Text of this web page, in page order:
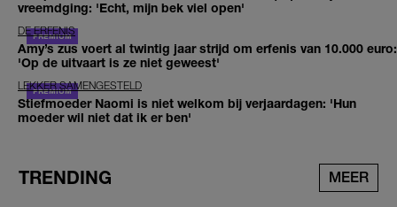
vreemdging: 'Echt, mijn bek viel open'
DE ERFENIS
Amy’s zus voert al twintig jaar strijd om erfenis van 10.000 euro:
'Op de uitvaart is ze niet geweest'
LEKKER SAMENGESTELD
Stiefmoeder Naomi is niet welkom bij verjaardagen: 'Hun
moeder wil niet dat ik er ben'
TRENDING MEER